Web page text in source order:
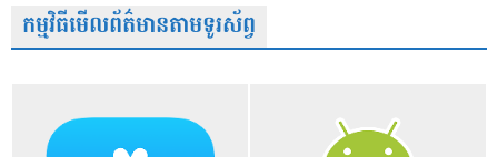
កម្មវិធីមើលព័ត៌មានតាមទូរស័ព្វ